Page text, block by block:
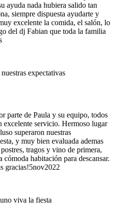
ayuda nada hubiera salido tan
siempre dispuesta ayudarte y
excelente la comida, el salón, lo
del dj Fabian que toda la familia
expectativas
parte de Paula y su equipo, todos
excelente servicio. Hermoso lugar
superaron nuestras
y muy bien evaluada ademas
tragos y vino de primera,
habitación para descansar.
gracias!5nov2022
viva la fiesta